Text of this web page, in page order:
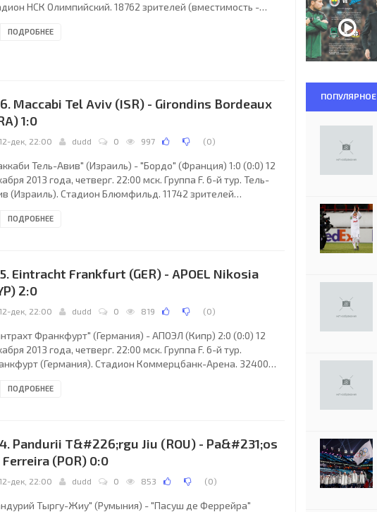
НСК Олимпийский. 18762 зрителей (вместимость -
Рукел (Голландия), Эрвин Зейнстра (Голландия). Резервный:
ПОДРОБНЕЕ
Maccabi Tel Aviv (ISR) - Girondins Bordeaux
1:0
12-дек, 22:00 dudd 0 997 (0)
Тель-Авив" (Израиль) - "Бордо" (Франция) 1:0 (0:0) 12
2013 года, четверг. 22:00 мск. Группа F. 6-й тур. Тель-
(Израиль). Стадион Блюмфильд. 11742 зрителей
Украина), Сергей Беккер (Украина), Владимир Володин
(Никола Митрович, 66), Моанес
ПОДРОБНЕЕ
Eintracht Frankfurt (GER) - APOEL Nikosia
2:0
12-дек, 22:00 dudd 0 819 (0)
Франкфурт" (Германия) - АПОЭЛ (Кипр) 2:0 (0:0) 12
2013 года, четверг. 22:00 мск. Группа F. 6-й тур.
(Германия). Стадион Коммерцбанк-Арена. 32400
Сандро Поцци (Швейцария), Жан-Ив Вихт
69), Констан Джакпа, Штефан Шрек,
ПОДРОБНЕЕ
Pandurii T&#226;rgu Jiu (ROU) - Pa&#231;os
Ferreira (POR) 0:0
12-дек, 22:00 dudd 0 853 (0)
Тыргу-Жиу" (Румыния) - "Пасуш де Феррейра"
ПОПУЛЯРНОЕ